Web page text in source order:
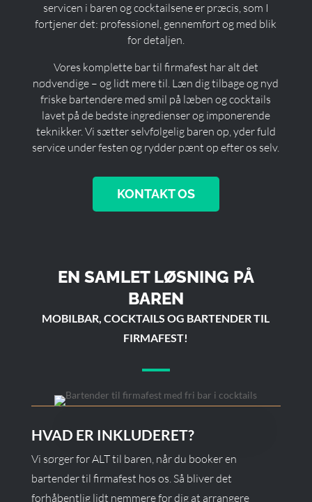
servicen i baren og cocktailsene er præcis, som I
fortjener det: professionel, gennemført og med blik
for detaljen.
Vores komplette bar til firmafest har alt det
nødvendige – og lidt mere til. Læn dig tilbage og nyd
friske bartendere med smil på læben og cocktails
lavet på de bedste ingredienser og imponerende
teknikker. Vi sætter selvfølgelig baren op, yder fuld
service under festen og rydder pænt op efter os selv.
KONTAKT OS
EN SAMLET LØSNING PÅ
BAREN
MOBILBAR, COCKTAILS OG BARTENDER TIL
FIRMAFEST!
HVAD ER INKLUDERET?
Vi sørger for ALT til baren, når du booker en
bartender til firmafest hos os. Så bliver det
forhåbentlig lidt nemmere for dig at arrangere